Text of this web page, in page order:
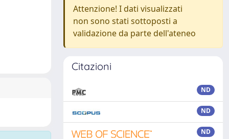
Attenzione! I dati visualizzati
non sono stati sottoposti a
validazione da parte dell'ateneo
Citazioni
ND
ND
ND